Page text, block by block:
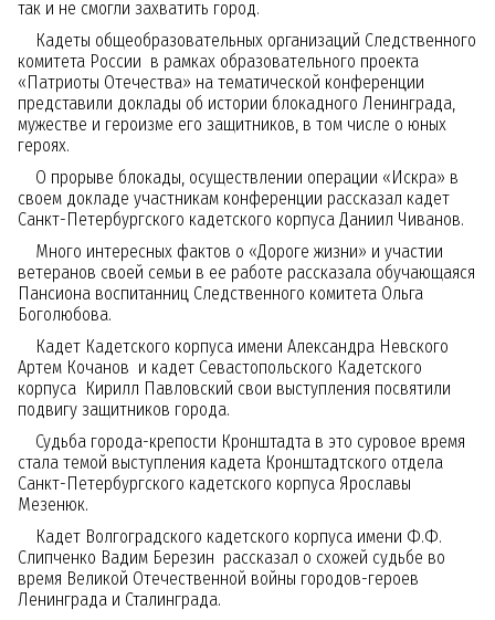
так и не смогли захватить город.
Кадеты общеобразовательных организаций Следственного
комитета России в рамках образовательного проекта
«Патриоты Отечества» на тематической конференции
представили доклады об истории блокадного Ленинграда,
мужестве и героизме его защитников, в том числе о юных
героях.
О прорыве блокады, осуществлении операции «Искра» в
своем докладе участникам конференции рассказал кадет
Санкт-Петербургского кадетского корпуса Даниил Чиванов.
Много интересных фактов о «Дороге жизни» и участии
ветеранов своей семьи в ее работе рассказала обучающаяся
Пансиона воспитанниц Следственного комитета Ольга
Боголюбова.
Кадет Кадетского корпуса имени Александра Невского
Артем Кочанов и кадет Севастопольского Кадетского
корпуса Кирилл Павловский свои выступления посвятили
подвигу защитников города.
Судьба города-крепости Кронштадта в это суровое время
стала темой выступления кадета Кронштадтского отдела
Санкт-Петербургского кадетского корпуса Ярославы
Мезенюк.
Кадет Волгоградского кадетского корпуса имени Ф.Ф.
Слипченко Вадим Березин рассказал о схожей судьбе во
время Великой Отечественной войны городов-героев
Ленинграда и Сталинграда.